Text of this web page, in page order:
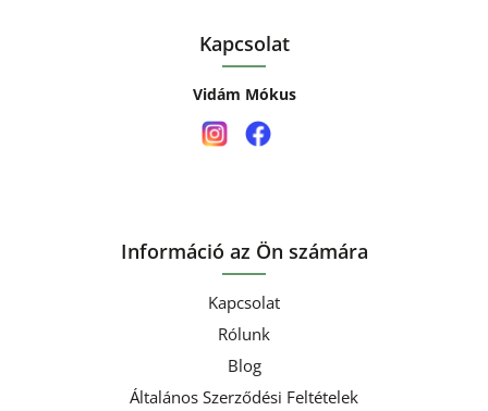
Kapcsolat
Vidám Mókus
Információ az Ön számára
Kapcsolat
Rólunk
Blog
Általános Szerződési Feltételek